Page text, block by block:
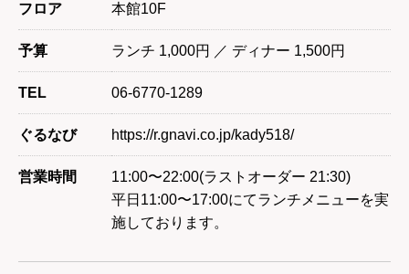
フロア 本館10F
予算 ランチ 1,000円 ／ ディナー 1,500円
TEL 06-6770-1289
ぐるなび https://r.gnavi.co.jp/kady518/
営業時間
11:00〜22:00(ラストオーダー 21:30)
平日11:00〜17:00にてランチメニューを実
施しております。